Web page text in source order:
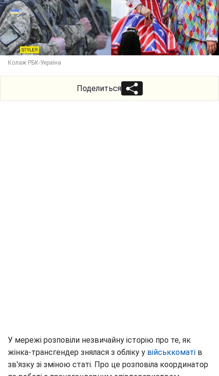
Колаж РБК-Україна
Поделиться
У мережі розповіли незвичайну історію про те, як
жінка-трансгендер знялася з обліку у військкоматі в
зв'язку зі зміною статі. Про це розповіла координатор